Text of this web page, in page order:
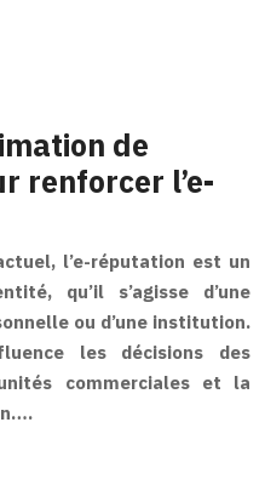
de
renforcer l’e-
l’e-réputation est un
qu’il s’agisse d’une
ou d’une institution.
les décisions des
commerciales et la